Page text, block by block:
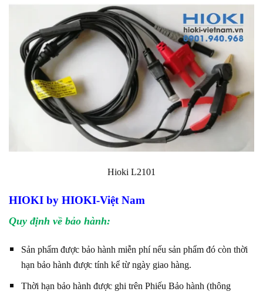
Hioki L2101
HIOKI by HIOKI-Việt Nam
Quy định về bảo hành:
Sản phẩm được bảo hành miễn phí nếu sản phẩm đó còn thời
hạn bảo hành được tính kể từ ngày giao hàng.
Thời hạn bảo hành được ghi trên Phiếu Bảo hành (thông